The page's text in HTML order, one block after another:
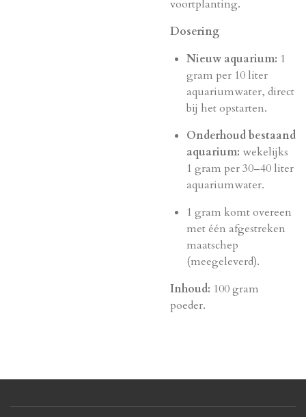
voortplanting.
Dosering
Nieuw aquarium: 1
gram per 10 liter
aquariumwater, direct
bij het opstarten.
Onderhoud bestaand
aquarium: wekelijks
1 gram per 30–40 liter
aquariumwater.
1 gram komt overeen
met één afgestreken
maatschep
(meegeleverd).
Inhoud: 100 gram
poeder.